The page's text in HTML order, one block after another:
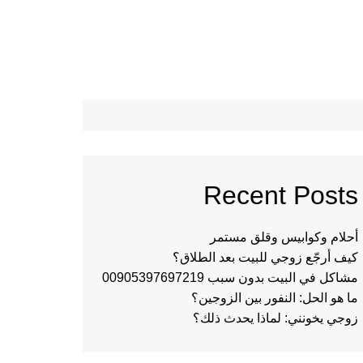
Recent Posts
أحلام وكوابيس وقلق مستمر
كيف أرجّع زوجي للبيت بعد الطلاق؟
مشاكل في البيت بدون سبب 00905397697219
ما هو الحل: النفور بين الزوجين؟
زوجي يخونني: لماذا يحدث ذلك؟